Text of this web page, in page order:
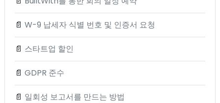
📄 W-9 납세자 식별 번호 및 인증서 요청
📄 스타트업 할인
📄 GDPR 준수
📄 일회성 보고서를 만드는 방법